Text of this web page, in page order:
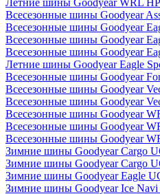
Летние шины Goodyear WRL HP
Всесезонные шины Goodyear
Всесезонные шины Goodyear
Всесезонные шины Goodyear
Всесезонные шины Goodyear
Летние шины Goodyear Eagle
Всесезонные шины Goodyear
Всесезонные шины Goodyear
Всесезонные шины Goodyear
Всесезонные шины Goodyear
Всесезонные шины Goodyear
Всесезонные шины Goodyear
Зимние шины Goodyear Cargo
Зимние шины Goodyear Cargo
Зимние шины Goodyear Eagle
Зимние шины Goodyear Ice Navi